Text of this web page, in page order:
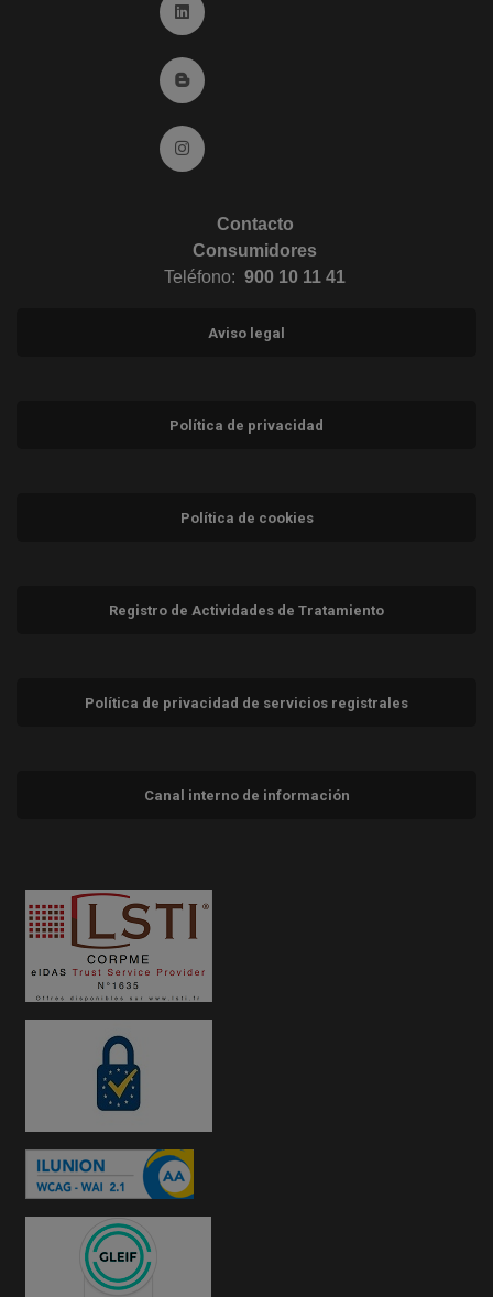
Ir a Linkedin (abre en ventana nueva)
Ir al Blog (abre en ventana nueva)
Ir a Instagram (abre en ventana nueva)
Contacto
Consumidores
Teléfono: 900 10 11 41
Aviso legal
Política de privacidad
Política de cookies
Registro de Actividades de Tratamiento
Política de privacidad de servicios registrales
Canal interno de información